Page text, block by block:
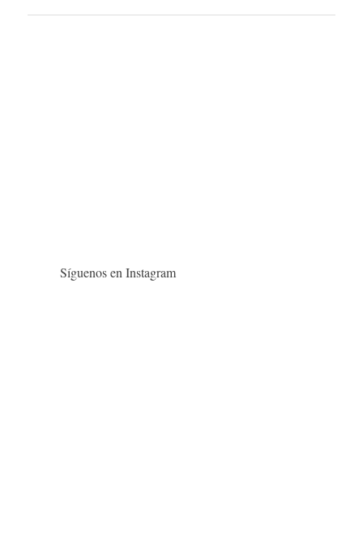
Síguenos en Instagram